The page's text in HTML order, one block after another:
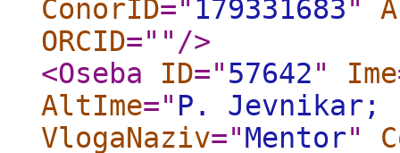
ConorID=" 179331683"
ORCID=" " />
<Oseba
ID="57642" Ime
AltIme=" P. Jevnikar;
VlogaNaziv="Mentor"